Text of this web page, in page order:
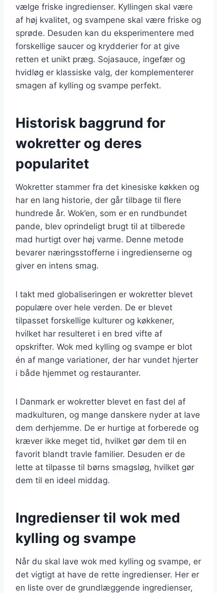
vælge friske ingredienser. Kyllingen skal være
af høj kvalitet, og svampene skal være friske og
sprøde. Desuden kan du eksperimentere med
forskellige saucer og krydderier for at give
retten et unikt præg. Sojasauce, ingefær og
hvidløg er klassiske valg, der komplementerer
smagen af kylling og svampe perfekt.
Historisk baggrund for
wokretter og deres
popularitet
Wokretter stammer fra det kinesiske køkken og
har en lang historie, der går tilbage til flere
hundrede år. Wok’en, som er en rundbundet
pande, blev oprindeligt brugt til at tilberede
mad hurtigt over høj varme. Denne metode
bevarer næringsstofferne i ingredienserne og
giver en intens smag.
I takt med globaliseringen er wokretter blevet
populære over hele verden. De er blevet
tilpasset forskellige kulturer og køkkener,
hvilket har resulteret i en bred vifte af
opskrifter. Wok med kylling og svampe er blot
én af mange variationer, der har vundet hjerter
i både hjemmet og restauranter.
I Danmark er wokretter blevet en fast del af
madkulturen, og mange danskere nyder at lave
dem derhjemme. De er hurtige at forberede og
kræver ikke meget tid, hvilket gør dem til en
favorit blandt travle familier. Desuden er de
lette at tilpasse til børns smagsløg, hvilket gør
dem til en ideel middag.
Ingredienser til wok med
kylling og svampe
Når du skal lave wok med kylling og svampe, er
det vigtigt at have de rette ingredienser. Her er
en liste over de grundlæggende ingredienser,